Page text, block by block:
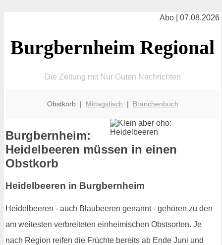
Abo | 07.08.2026
Burgbernheim Regional
Die Zeitung mit Nur Guten Nachrichten
Obstkorb | Mittagstisch | Branchenbuch
Burgbernheim:
Heidelbeeren müssen in einen
Obstkorb
Heidelbeeren in Burgbernheim
Heidelbeeren - auch Blaubeeren genannt - gehören zu den
am weitesten verbreiteten einheimischen Obstsorten. Je
nach Region reifen die Früchte bereits ab Ende Juni und